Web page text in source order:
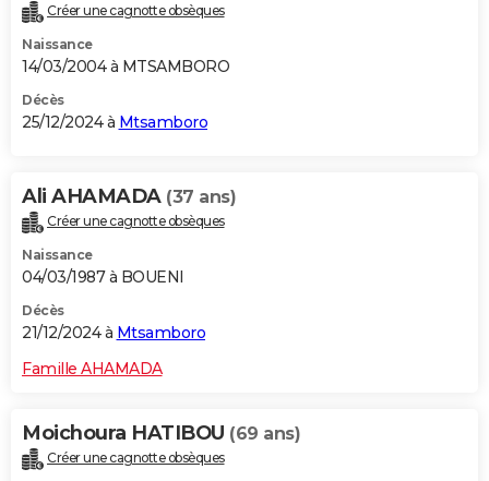
Créer une cagnotte obsèques
Naissance
14/03/2004 à MTSAMBORO
Décès
25/12/2024 à Mtsamboro
Ali AHAMADA (37 ans)
Créer une cagnotte obsèques
Naissance
04/03/1987 à BOUENI
Décès
21/12/2024 à Mtsamboro
Famille AHAMADA
Moichoura HATIBOU (69 ans)
Créer une cagnotte obsèques